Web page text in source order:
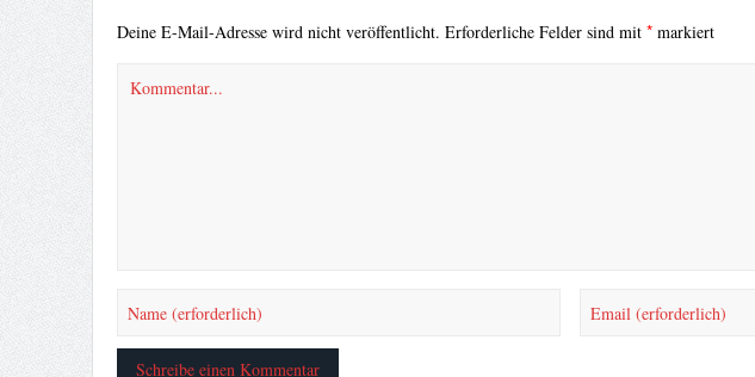
Deine E-Mail-Adresse wird nicht veröffentlicht. Erforderliche Felder sind mit *markiert